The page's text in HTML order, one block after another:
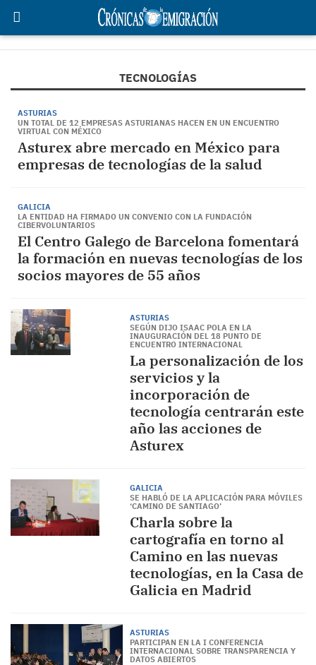
TECNOLOGÍAS
ASTURIAS
UN TOTAL DE 12 EMPRESAS ASTURIANAS HACEN EN UN ENCUENTRO
VIRTUAL CON MÉXICO
Asturex abre mercado en México para
empresas de tecnologías de la salud
GALICIA
LA ENTIDAD HA FIRMADO UN CONVENIO CON LA FUNDACIÓN
CIBERVOLUNTARIOS
El Centro Galego de Barcelona fomentará
la formación en nuevas tecnologías de los
socios mayores de 55 años
ASTURIAS
SEGÚN DIJO ISAAC POLA EN LA
INAUGURACIÓN DEL 18 PUNTO DE
ENCUENTRO INTERNACIONAL
La personalización de los
servicios y la
incorporación de
tecnología centrarán este
año las acciones de
Asturex
GALICIA
SE HABLÓ DE LA APLICACIÓN PARA MÓVILES
‘CAMINO DE SANTIAGO’
Charla sobre la
cartografía en torno al
Camino en las nuevas
tecnologías, en la Casa de
Galicia en Madrid
ASTURIAS
PARTICIPAN EN LA I CONFERENCIA
INTERNACIONAL SOBRE TRANSPARENCIA Y
DATOS ABIERTOS